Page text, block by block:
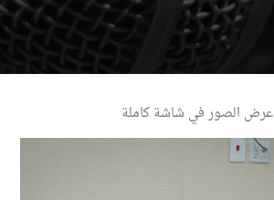
عرض الصور في شاشة كاملة